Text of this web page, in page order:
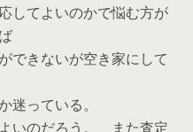
してよいのかで悩む方が
できないが空き家にして
迷っている。
いのだろう。 また査定